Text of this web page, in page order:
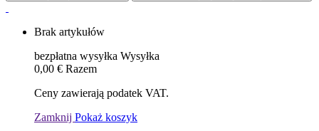
Brak artykułów
bezpłatna wysyłka Wysyłka
0,00 € Razem
Ceny zawierają podatek VAT.
Zamknij Pokaż koszyk